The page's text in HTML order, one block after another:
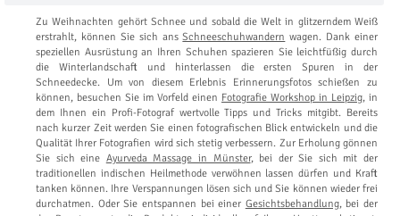
Zu Weihnachten gehört Schnee und sobald die Welt in glitzerndem Weiß
erstrahlt, können Sie sich ansSchneeschuhwandern wagen. Dank einer
speziellen Ausrüstung an Ihren Schuhen spazieren Sie leichtfüßig durch
die Winterlandschaft und hinterlassen die ersten Spuren in der
Schneedecke. Um von diesem Erlebnis Erinnerungsfotos schießen zu
können, besuchen Sie im Vorfeld einen Fotografie Workshop in Leipzig, in
dem Ihnen ein Profi-Fotograf wertvolle Tipps und Tricks mitgibt. Bereits
nach kurzer Zeit werden Sie einen fotografischen Blick entwickeln und die
Qualität Ihrer Fotografien wird sich stetig verbessern. Zur Erholung gönnen
Sie sich eine Ayurveda Massage in Münster, bei der Sie sich mit der
traditionellen indischen Heilmethode verwöhnen lassen dürfen und Kraft
tanken können. Ihre Verspannungen lösen sich und Sie können wieder frei
durchatmen. Oder Sie entspannen bei einer Gesichtsbehandlung, bei der